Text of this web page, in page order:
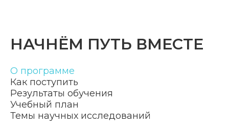
НАЧНЁМ ПУТЬ ВМЕСТЕ
О программе
Как поступить
Результаты обучения
Учебный план
Темы научных исследований